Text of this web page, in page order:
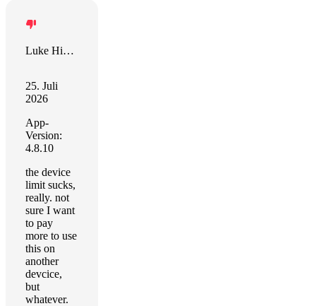
Luke Hippe
25. Juli
2026
App-
Version:
4.8.10
the device
limit sucks,
really. not
sure I want
to pay
more to use
this on
another
devcice,
but
whatever.